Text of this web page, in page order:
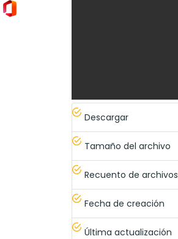
Descargar
Tamaño del archivo
Recuento de archivos
Fecha de creación
Última actualización